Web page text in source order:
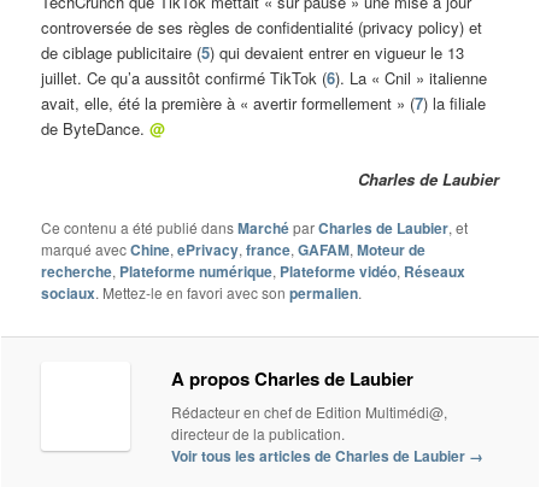
controversée de ses règles de confidentialité (privacy policy) et
de ciblage publicitaire (5) qui devaient entrer en vigueur le 13
juillet. Ce qu’a aussitôt confirmé TikTok (6). La « Cnil » italienne
avait, elle, été la première à « avertir formellement » (7) la filiale
de ByteDance.@
Charles de Laubier
Ce contenu a été publié dansMarchéparCharles de Laubier, et
marqué avecChine,ePrivacy,france,GAFAM,Moteur de
recherche, Plateforme numérique, Plateforme vidéo, Réseaux
sociaux. Mettez-le en favori avec sonpermalien.
A propos Charles de Laubier
Rédacteur en chef de Edition Multimédi@,
directeur de la publication.
Voir tous les articles de Charles de Laubier →